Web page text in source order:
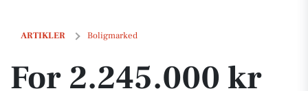
ARTIKLER Boligmarked
For 2.245.000 kr Kildevangen 9 - Se priserne på de dyreste boliger
For 2.245.000 kr